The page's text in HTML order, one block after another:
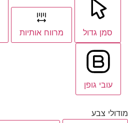
סמן גדול מרווח אותיות
עובי גופן
מודולי צבע